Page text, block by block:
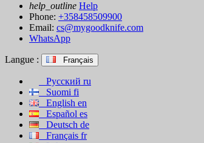
help_outline Help
Phone: +358458509900
Email: cs@mygoodknife.com
WhatsApp
Langue : Français
Русский ru
Suomi fi
English en
Español es
Deutsch de
Français fr